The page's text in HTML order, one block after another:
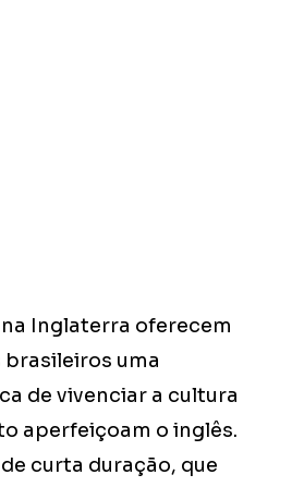
Inglaterra oferecem
uma
de vivenciar a cultura
aperfeiçoam o inglês.
curta duração, que